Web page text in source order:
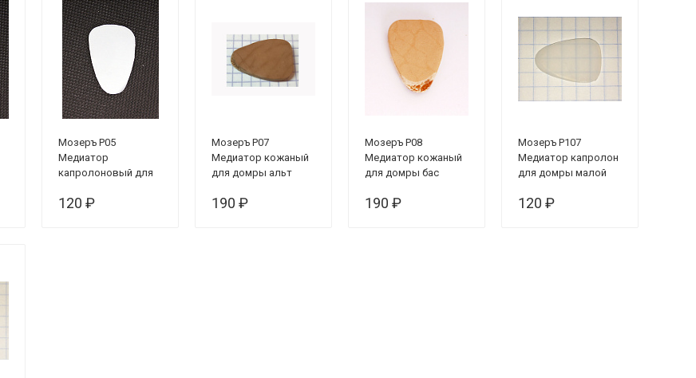
Мозеръ P05
Медиатор
капролоновый для
120 ₽
Мозеръ P07
Медиатор кожаный
для домры альт
190 ₽
Мозеръ P08
Медиатор кожаный
для домры бас
190 ₽
Мозеръ P107
Медиатор капролон
для домры малой
120 ₽